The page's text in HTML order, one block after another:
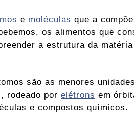
e moléculas que a
os alimentos que
a estrutura da
são as menores
rodeado por elétrons em
e compostos químicos.